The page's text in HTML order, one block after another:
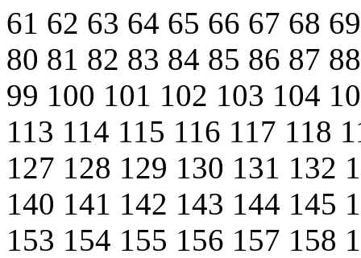
61 62 63 64 65 66 67 68
80 81 82 83 84 85 86 87
99 100 101 102 103 104
113 114 115 116 117 118
127 128 129 130 131 132
140 141 142 143 144 145
153 154 155 156 157 158